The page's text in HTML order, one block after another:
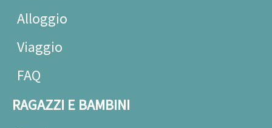
Alloggio
Viaggio
FAQ
RAGAZZI E BAMBINI